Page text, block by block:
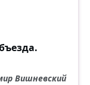
Вишневский